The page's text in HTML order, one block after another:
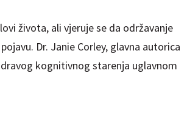
života, ali vjeruje se da održavanje
Dr. Janie Corley, glavna autorica
kognitivnog starenja uglavnom